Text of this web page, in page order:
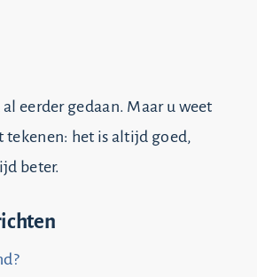
eerder gedaan. Maar u weet
tekenen: het is altijd goed,
beter.